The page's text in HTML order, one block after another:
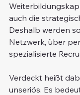
auch die
Deshalb werden
Netzwerk, über
spezialisierte
Verdeckt heißt
unseriös. Es